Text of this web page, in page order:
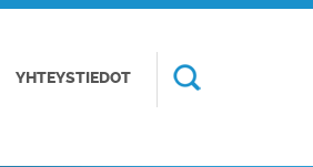
YHTEYSTIEDOT